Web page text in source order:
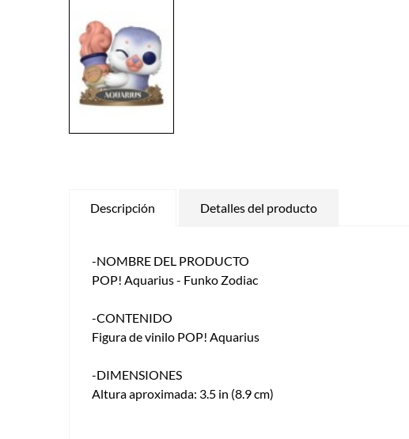
Descripción Detalles del producto
-NOMBRE DEL PRODUCTO
POP! Aquarius - Funko Zodiac
-CONTENIDO
Figura de vinilo POP! Aquarius
-DIMENSIONES
Altura aproximada: 3.5 in (8.9 cm)